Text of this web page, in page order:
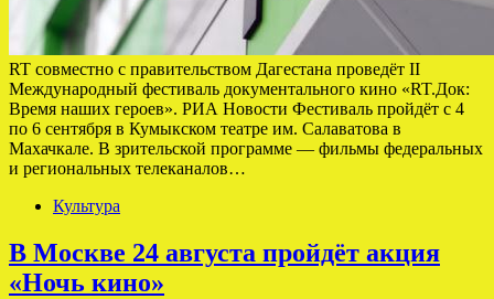
RT совместно с правительством Дагестана проведёт II
Международный фестиваль документального кино «RT.Док:
Время наших героев». РИА Новости Фестиваль пройдёт с 4
по 6 сентября в Кумыкском театре им. Салаватова в
Махачкале. В зрительской программе — фильмы федеральных
и региональных телеканалов…
Культура
В Москве 24 августа пройдёт акция
«Ночь кино»